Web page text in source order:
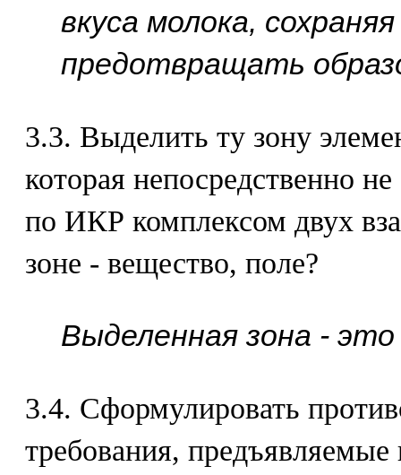
вкуса молока,
предотвращать
3.3. Выделить ту зону
которая непосредственно
по ИКР комплексом двух
зоне - вещество, поле?
Выделенная зона - это
3.4. Сформулировать
требования,